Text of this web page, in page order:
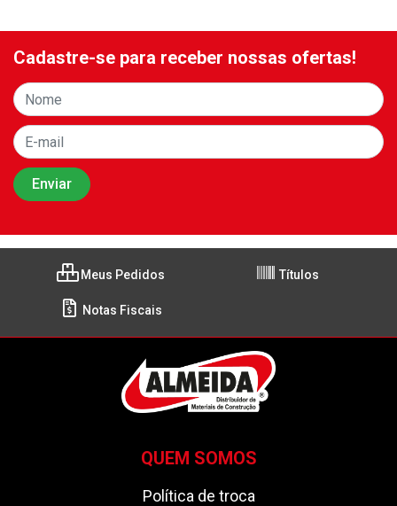
Cadastre-se para receber nossas ofertas!
Meus Pedidos Títulos
Notas Fiscais
QUEM SOMOS
Política de troca